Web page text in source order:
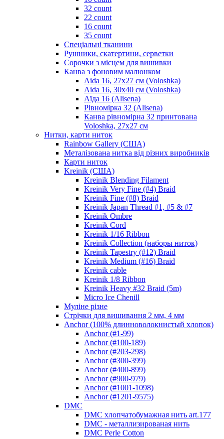
32 count
22 count
16 count
35 count
Спеціальні тканини
Рушники, скатертини, серветки
Сорочки з місцем для вишивки
Канва з фоновим малюнком
Aida 16, 27х27 см (Voloshka)
Aida 16, 30х40 см (Voloshka)
Аїда 16 (Alisena)
Рівномірка 32 (Alisena)
Канва рівномірна 32 принтована
Voloshka, 27х27 см
Нитки, карти ниток
Rainbow Gallery (США)
Металізована нитка від різних виробників
Карти ниток
Kreinik (США)
Kreinik Blending Filament
Kreinik Very Fine (#4) Braid
Kreinik Fine (#8) Braid
Kreinik Japan Thread #1, #5 & #7
Kreinik Ombre
Kreinik Cord
Kreinik 1/16 Ribbon
Kreinik Collection (наборы ниток)
Kreinik Tapestry (#12) Braid
Kreinik Medium (#16) Braid
Kreinik cable
Kreinik 1/8 Ribbon
Kreinik Heavy #32 Braid (5m)
Micro Ice Chenill
Муліне різне
Стрічки для вишивання 2 мм, 4 мм
Anchor (100% длинноволокнистый хлопок)
Anchor (#1-99)
Anchor (#100-189)
Anchor (#203-298)
Anchor (#300-399)
Anchor (#400-899)
Anchor (#900-979)
Anchor (#1001-1098)
Anchor (#1201-9575)
DMC
DMC хлопчатобумажная нить art.177
DMC - металлизированая нить
DMC Perle Cotton